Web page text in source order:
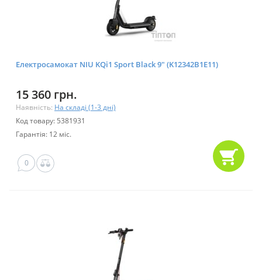
Електросамокат NIU KQi1 Sport Black 9" (K12342B1E11)
15 360 грн.
Наявність: На складі (1-3 дні)
Код товару: 5381931
Гарантія: 12 міс.
0